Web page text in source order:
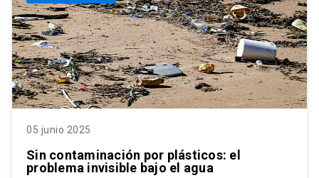
05 junio 2025
Sin contaminación por plásticos: el
problema invisible bajo el agua